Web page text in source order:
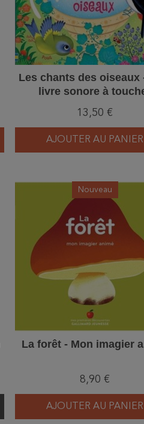
Les chants des oiseaux
livre sonore à
13,50 €
AJOUTER AU PANIER
Nouveau
La forêt - Mon imagier
8,90 €
AJOUTER AU PANIER